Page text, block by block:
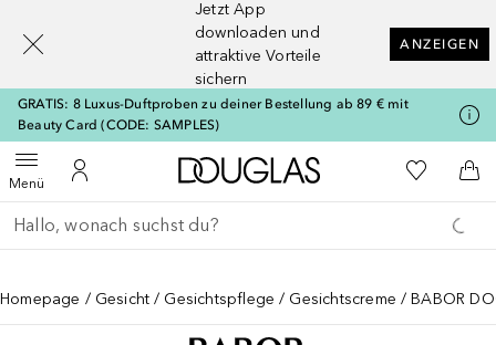
Jetzt App
downloaden und
attraktive Vorteile
sichern
ANZEIGEN
GRATIS: 8 Luxus-Duftproben zu deiner Bestellung ab 89 € mit
Beauty Card (CODE: SAMPLES)
MenüMenü öffnenZu Meinem Kundenkonto
Zur Douglas Startseite
Zu Meiner
Gehe zurück
Suche ausführen
Homepage Gesicht Gesichtspflege Gesichtscreme BABOR
[navigation.slideout.screenreader]